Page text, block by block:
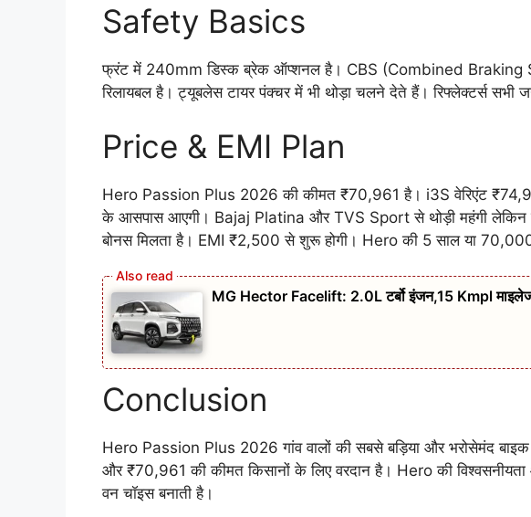
Safety Basics
फ्रंट में 240mm डिस्क ब्रेक ऑप्शनल है। CBS (Combined Braking
रिलायबल है। ट्यूबलेस टायर पंक्चर में भी थोड़ा चलने देते हैं। रिफ्लेक्टर्स सभी
Price & EMI Plan
Hero Passion Plus 2026 की कीमत ₹70,961 है। i3S वेरिएंट
के आसपास आएगी। Bajaj Platina और TVS Sport से थोड़ी महंगी लेकिन
बोनस मिलता है। EMI ₹2,500 से शुरू होगी। Hero की 5 साल या 70,000
MG Hector Facelift: 2.0L टर्बो इंजन,15 Kmpl
Conclusion
Hero Passion Plus 2026 गांव वालों की सबसे बड़िया और भरोसेमंद बाइक
और ₹70,961 की कीमत किसानों के लिए वरदान है। Hero की
वन चॉइस बनाती है।